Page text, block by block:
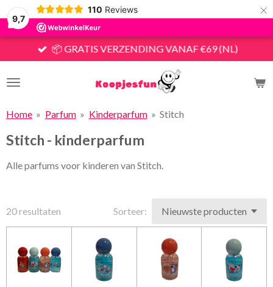
9,7
110 Reviews ×
📦 GRATIS VERZENDING VANAF €69 (NL)
Home » Parfum » Kinderparfum » Stitch
Stitch - kinderparfum
Alle parfums voor kinderen van Stitch.
20 resultaten Sorteer: